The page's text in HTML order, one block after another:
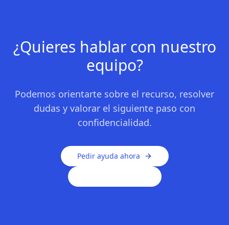
¿Quieres hablar con nuestro
equipo?
Podemos orientarte sobre el recurso, resolver
dudas y valorar el siguiente paso con
confidencialidad.
Pedir ayuda ahora